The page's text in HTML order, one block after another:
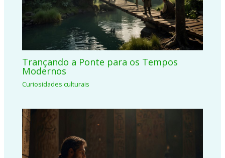
Trançando a Ponte para os Tempos
Modernos
Curiosidades culturais